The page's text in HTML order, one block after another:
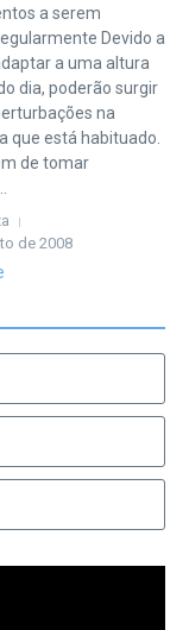
a serem
Devido a
a uma altura
dia, poderão surgir
na
que está habituado.
de tomar
de 2008